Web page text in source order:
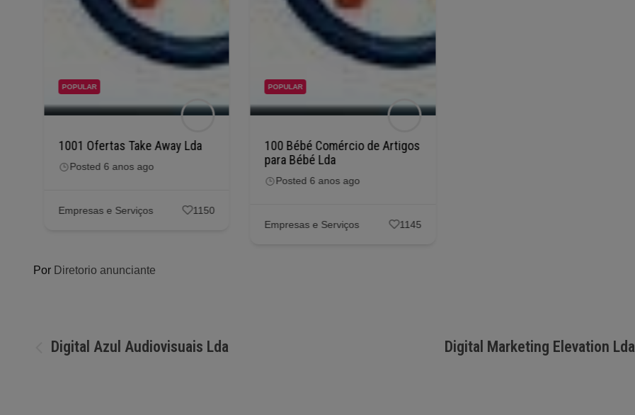
POPULAR
1001 Ofertas Take Away Lda
Posted 6 anos ago
Empresas e Serviços 1150
POPULAR
100 Bébé Comércio de Artigos
para Bébé Lda
Posted 6 anos ago
Empresas e Serviços 1145
Por Diretorio anunciante
Navegação
Digital Azul Audiovisuais Lda Digital Marketing Elevation Lda